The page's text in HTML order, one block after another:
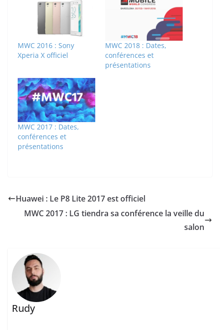
MWC 2016 : Sony
Xperia X officiel
MWC 2018 : Dates,
conférences et
présentations
MWC 2017 : Dates,
conférences et
présentations
Huawei : Le P8 Lite 2017 est officiel
MWC 2017 : LG tiendra sa conférence la veille du
salon
Rudy